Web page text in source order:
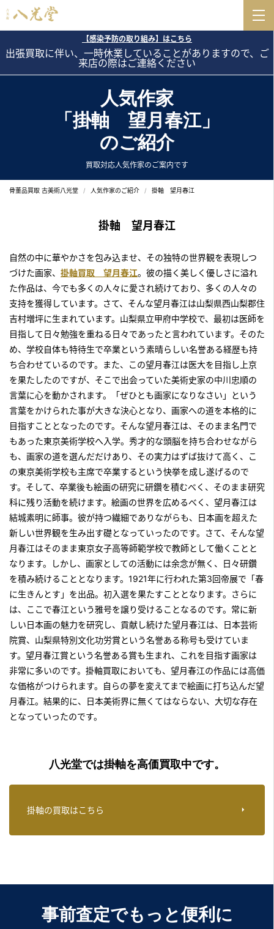
【感染予防の取り組み】はこちら
出張買取に伴い、一時休業していることがありますので、ご
来店の際はご連絡ください
人気作家
「掛軸 望月春江」
のご紹介
買取対応人気作家のご案内です
骨董品買取 古美術八光堂 人気作家のご紹介 掛軸 望月春江
掛軸 望月春江
自然の中に華やかさを包み込ませ、その独特の世界観を表現しつ
づけた画家、 掛軸買取 望月春江。彼の描く美しく優しさに溢れ
た作品は、今でも多くの人々に愛され続けており、多くの人々の
支持を獲得しています。さて、そんな望月春江は山梨県西山梨郡住
吉村増坪に生まれています。山梨県立甲府中学校で、最初は医師を
目指して日々勉強を重ねる日々であったと言われています。そのた
め、学校自体も特待生で卒業という素晴らしい名誉ある経歴も持
ち合わせているのです。また、この望月春江は医大を目指し上京
を果たしたのですが、そこで出会っていた美術史家の中川忠順の
言葉に心を動かされます。「ぜひとも画家になりなさい」という
言葉をかけられた事が大きな決心となり、画家への道を本格的に
目指すこととなったのです。そんな望月春江は、そのまま名門で
もあった東京美術学校へ入学。秀才的な頭脳を持ち合わせながら
も、画家の道を選んだだけあり、その実力はずば抜けて高く、こ
の東京美術学校も主席で卒業するという快挙を成し遂げるので
す。そして、卒業後も絵画の研究に研鑽を積むべく、そのまま研究
科に残り活動を続けます。絵画の世界を広めるべく、望月春江は
結城素明に師事。彼が持つ繊細でありながらも、日本画を超えた
新しい世界観を生み出す礎となっていったのです。さて、そんな望
月春江はそのまま東京女子高等師範学校で教師として働くことと
なります。しかし、画家としての活動には余念が無く、日々研鑽
を積み続けることとなります。1921年に行われた第3回帝展で「春
に生きんとす」を出品。初入選を果たすこととなります。さらに
は、ここで春江という雅号を譲り受けることなるのです。常に新
しい日本画の魅力を研究し、貢献し続けた望月春江は、日本芸術
院賞、山梨県特別文化功労賞という名誉ある称号も受けていま
す。望月春江賞という名誉ある賞も生まれ、これを目指す画家は
非常に多いのです。掛軸買取においても、望月春江の作品には高価
な価格がつけられます。自らの夢を変えてまで絵画に打ち込んだ望
月春江。結果的に、日本美術界に無くてはならない、大切な存在
となっていったのです。
八光堂では掛軸を高価買取中です。
掛軸の買取はこちら
事前査定でもっと便利に